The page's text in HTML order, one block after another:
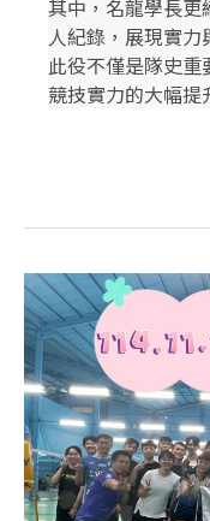
其中， 名龍學長更
人紀錄 ，展現實
此役不僅是隊史
競技實力的大幅提